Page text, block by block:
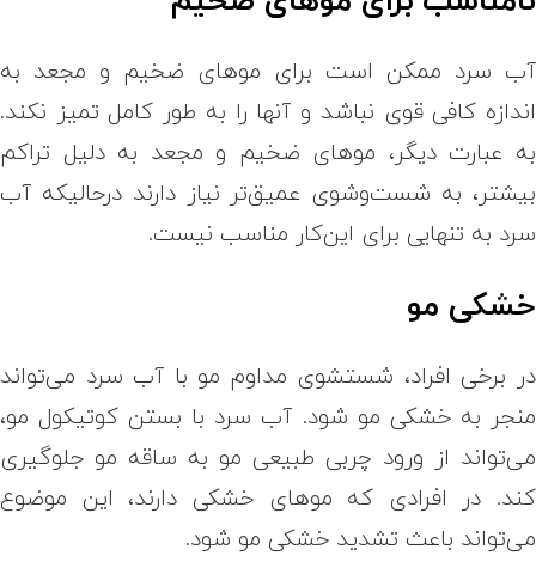
آب سرد ممکن است برای موهای ضخیم و مجعد به
اندازه کافی قوی نباشد و آنها را به طور کامل تمیز نکند.
به عبارت دیگر، موهای ضخیم و مجعد به دلیل تراکم
بیشتر، به شست‌وشوی عمیق‌تر نیاز دارند درحالیکه آب
سرد به تنهایی برای این‌کار مناسب نیست.
خشکی مو
در برخی افراد، شستشوی مداوم مو با آب سرد می‌تواند
منجر به خشکی مو شود. آب سرد با بستن کوتیکول مو،
می‌تواند از ورود چربی طبیعی مو به ساقه مو جلوگیری
کند. در افرادی که موهای خشکی دارند، این موضوع
می‌تواند باعث تشدید خشکی مو شود.